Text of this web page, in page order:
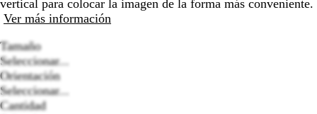
para
acercar/alejar
con
zoom
y
las
teclas
para
para
para
vertical para colocar la imagen de la forma más conveniente.
Ver más información
Tamaño
Seleccionar...
Orientación
Seleccionar...
Cantidad